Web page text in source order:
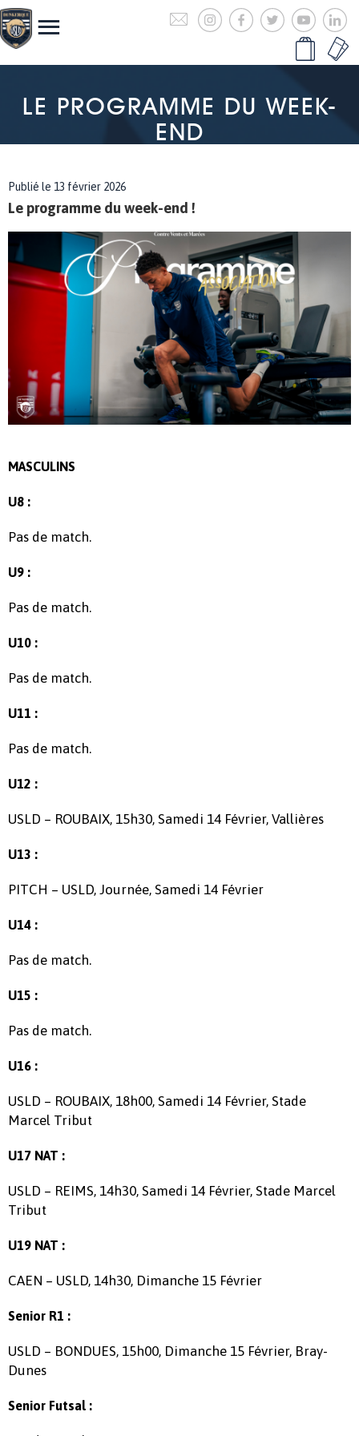
LE PROGRAMME DU WEEK-
END
Publié le 13 février 2026
Le programme du week-end !
MASCULINS
U8 :
Pas de match.
U9 :
Pas de match.
U10 :
Pas de match.
U11 :
Pas de match.
U12 :
USLD – ROUBAIX, 15h30, Samedi 14 Février, Vallières
U13 :
PITCH – USLD, Journée, Samedi 14 Février
U14 :
Pas de match.
U15 :
Pas de match.
U16 :
USLD – ROUBAIX, 18h00, Samedi 14 Février, Stade
Marcel Tribut
U17 NAT :
USLD – REIMS, 14h30, Samedi 14 Février, Stade Marcel
Tribut
U19 NAT :
CAEN – USLD, 14h30, Dimanche 15 Février
Senior R1 :
USLD – BONDUES, 15h00, Dimanche 15 Février, Bray-
Dunes
Senior Futsal :